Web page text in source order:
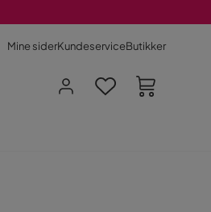
Mine siderKundeserviceButikker